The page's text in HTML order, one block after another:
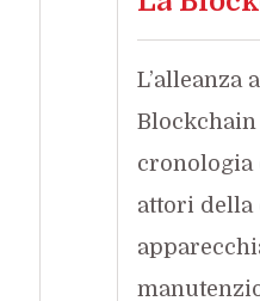
L’alleanza
cronologia
attori della